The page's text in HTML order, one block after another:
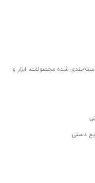
شده محصولات، ابزار و
دستی